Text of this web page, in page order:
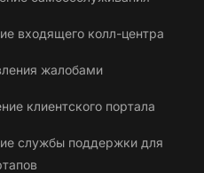
входящего колл-центра
жалобами
клиентского портала
службы поддержки для